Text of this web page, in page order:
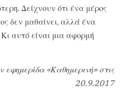
Δείχνουν ότι ένα μέρος
δεν μαθαίνει, αλλά ένα
αυτό είναι μια αφορμή
εφημερίδα «Καθημερινή» στις
20.9.2017